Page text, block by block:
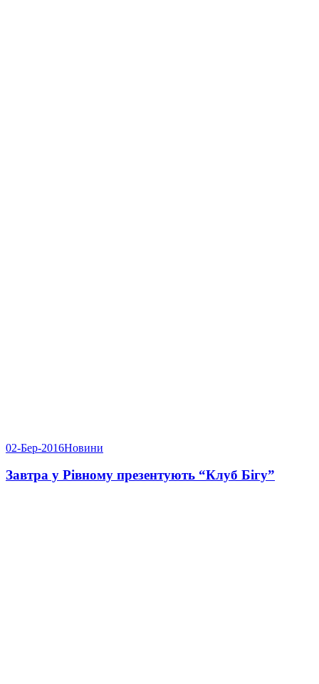
02-Бер-2016Новини
Завтра у Рівному презентують “Клуб Бігу”